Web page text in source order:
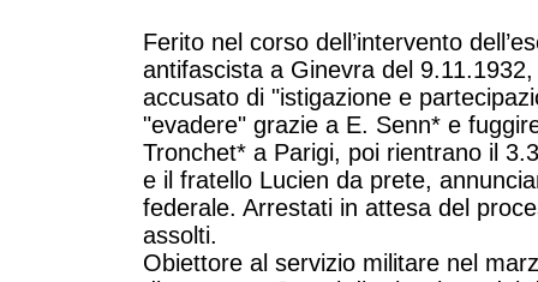
Ferito nel corso dell’intervento
antifascista a Ginevra del
accusato di "istigazione e
"evadere" grazie a E. Senn* e
Tronchet* a Parigi, poi rientrano il
e il fratello Lucien da prete,
federale. Arrestati in attesa del
assolti.
Obiettore al servizio militare nel